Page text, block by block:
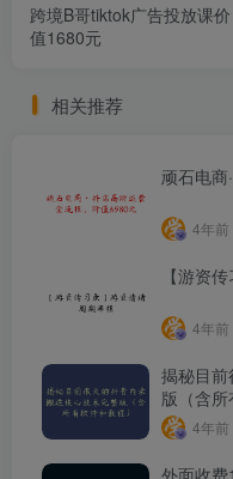
跨境B哥tiktok广告投放课价
值1680元
相关推荐
顽石电
4年前
【游资
4年前
揭秘目
版（含所
4年前
外面收